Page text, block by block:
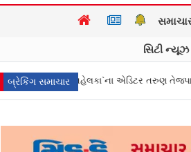
સિટી ન્યૂઝ
બ્રેકિંગ સમાચાર
`તહેલકા`ના એડિટર તરુણ તેજપાલ દોષિત, ૨૦૧૩માં